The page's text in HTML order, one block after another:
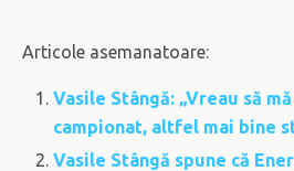
Articole asemanatoare:
Vasile Stângă: „Vreau să
campionat, altfel mai bine
Vasile Stângă spune că